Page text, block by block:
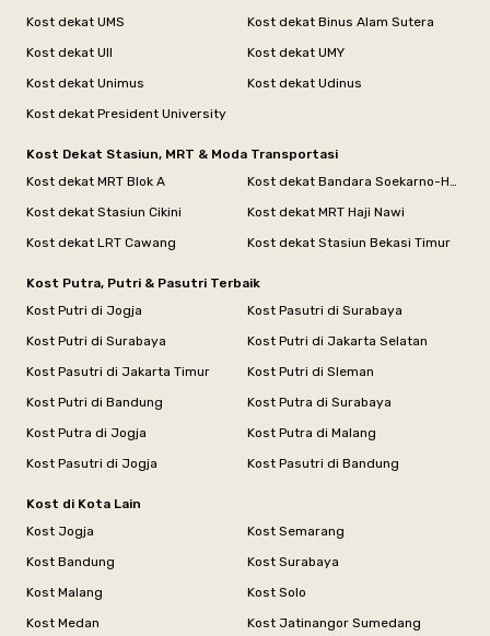
Kost dekat UMS
Kost dekat Binus Alam Sutera
Kost dekat UII
Kost dekat UMY
Kost dekat Unimus
Kost dekat Udinus
Kost dekat President University
Kost Dekat Stasiun, MRT & Moda Transportasi
Kost dekat MRT Blok A
Kost dekat Bandara Soekarno-Hatta
Kost dekat Stasiun Cikini
Kost dekat MRT Haji Nawi
Kost dekat LRT Cawang
Kost dekat Stasiun Bekasi Timur
Kost Putra, Putri & Pasutri Terbaik
Kost Putri di Jogja
Kost Pasutri di Surabaya
Kost Putri di Surabaya
Kost Putri di Jakarta Selatan
Kost Pasutri di Jakarta Timur
Kost Putri di Sleman
Kost Putri di Bandung
Kost Putra di Surabaya
Kost Putra di Jogja
Kost Putra di Malang
Kost Pasutri di Jogja
Kost Pasutri di Bandung
Kost di Kota Lain
Kost Jogja
Kost Semarang
Kost Bandung
Kost Surabaya
Kost Malang
Kost Solo
Kost Medan
Kost Jatinangor Sumedang